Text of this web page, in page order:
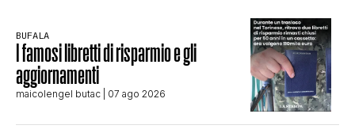
BUFALA
I famosi libretti di risparmio e gli
aggiornamenti
maicolengel butac | 07 ago 2026